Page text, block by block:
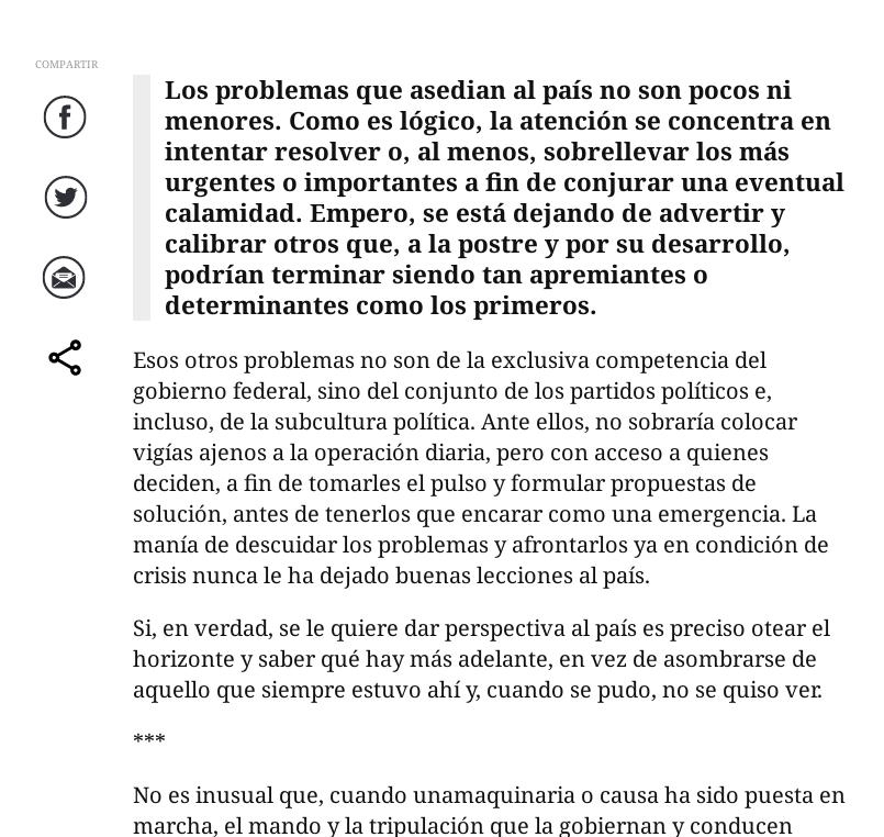
COMPARTIR
Facebook
Twitter
Correo
comparte
Los problemas que asedian al país no son pocos ni
menores. Como es lógico, la atención se concentra en
intentar resolver o, al menos, sobrellevar los más
urgentes o importantes a fin de conjurar una eventual
calamidad. Empero, se está dejando de advertir y
calibrar otros que, a la postre y por su desarrollo,
podrían terminar siendo tan apremiantes o
determinantes como los primeros.
Esos otros problemas no son de la exclusiva competencia del
gobierno federal, sino del conjunto de los partidos políticos e,
incluso, de la subcultura política. Ante ellos, no sobraría colocar
vigías ajenos a la operación diaria, pero con acceso a quienes
deciden, a fin de tomarles el pulso y formular propuestas de
solución, antes de tenerlos que encarar como una emergencia. La
manía de descuidar los problemas y afrontarlos ya en condición de
crisis nunca le ha dejado buenas lecciones al país.
Si, en verdad, se le quiere dar perspectiva al país es preciso otear el
horizonte y saber qué hay más adelante, en vez de asombrarse de
aquello que siempre estuvo ahí y, cuando se pudo, no se quiso ver.
***
No es inusual que, cuando unamaquinaria o causa ha sido puesta en
marcha, el mando y la tripulación que la gobiernan y conducen